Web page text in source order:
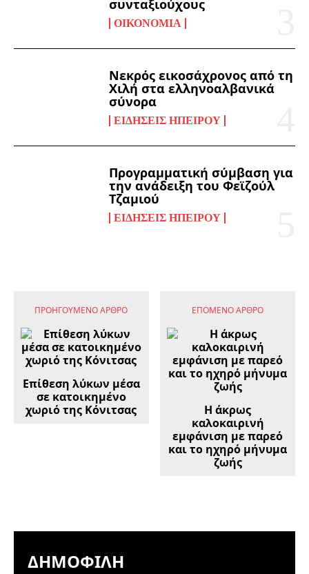
συνταξιούχους
ΟΙΚΟΝΟΜΊΑ
Νεκρός εικοσάχρονος από τη
Χιλή στα ελληνοαλβανικά
σύνορα
ΕΙΔΉΣΕΙΣ ΗΠΕΊΡΟΥ
Προγραμματική σύμβαση για
την ανάδειξη του Φεϊζούλ
Τζαμιού
ΕΙΔΉΣΕΙΣ ΗΠΕΊΡΟΥ
ΠΡΟΗΓΟΎΜΕΝΟ ΆΡΘΡΟ
Επίθεση λύκων μέσα
σε κατοικημένο
χωριό της Κόνιτσας
ΕΠΌΜΕΝΟ ΆΡΘΡΟ
Η άκρως
καλοκαιρινή
εμφάνιση με παρεό
και το ηχηρό μήνυμα
ζωής
ΔΗΜΟΦΙΛΉ